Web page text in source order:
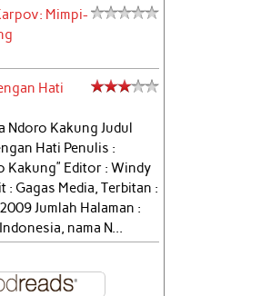
Mimpi-
Hati
Ndoro Kakung Judul
Hati Penulis :
Kakung” Editor : Windy
Gagas Media, Terbitan :
Jumlah Halaman :
nama N...